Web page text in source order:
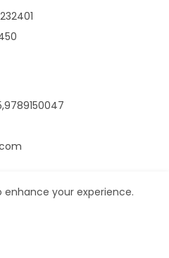
us Privacy Policy
enhance your experience.